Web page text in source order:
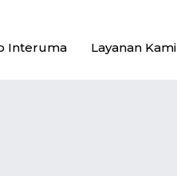
Interuma Layanan Kami